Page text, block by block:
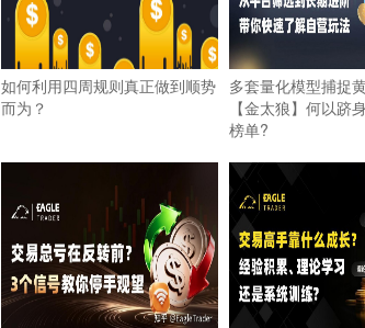
如何利用四周规则真正做到顺势
而为？
多套量化模型捕捉
【金太狼】何以跻
榜单?